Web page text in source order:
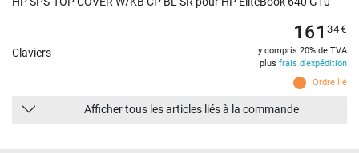
Claviers
Ordre lié
161 34€
y compris 20% de TVA
plus frais d'expédition
Afficher tous les articles liés à la commande